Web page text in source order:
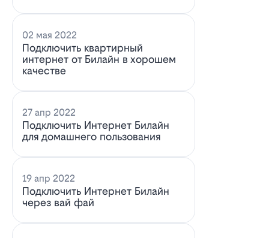
02 мая 2022
Подключить квартирный
интернет от Билайн в хорошем
качестве
27 апр 2022
Подключить Интернет Билайн
для домашнего пользования
19 апр 2022
Подключить Интернет Билайн
через вай фай